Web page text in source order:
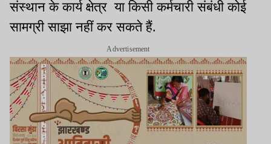
संस्थान के कार्य क्षेत्र या किसी कर्मचारी संबंधी कोई
सामग्री साझा नहीं कर सकते हैं.
Advertisement